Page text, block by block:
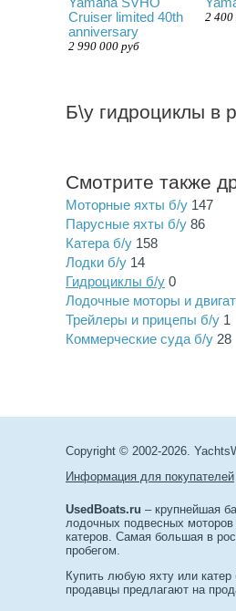
Cruiser limited 40th
anniversary
2 990 000 руб
2 400
Б\у гидроциклы в
Смотрите также
Моторные яхты б/у 147
Парусные яхты б/у 86
Катера б/у 158
Лодки б/у 14
Гидроциклы б/у 0
Лодочные моторы и
Трейлеры и прицепы б/у 1
Коммерческие суда б/у 28
Copyright © 2002-2026.
Информация для покупателей
UsedBoats.ru – крупнейшая
лодочных подвесных моторов
катеров. Самая большая в
пробегом.
Купить любую яхту или
продавцы предлагают на